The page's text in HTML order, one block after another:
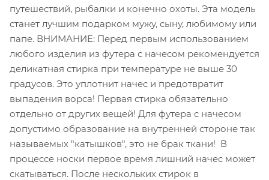
путешествий, рыбалки и конечно охоты. Эта модель
станет лучшим подарком мужу, сыну, любимому или
папе. ВНИМАНИЕ: Перед первым использованием
любого изделия из футера с начесом рекомендуется
деликатная стирка при температуре не выше 30
градусов. Это уплотнит начес и предотвратит
выпадения ворса! Первая стирка обязательно
отдельно от других вещей! Для футера с начесом
допустимо образование на внутренней стороне так
называемых "катышков", это не брак ткани! В
процессе носки первое время лишний начес может
скатываться. После нескольких стирок в